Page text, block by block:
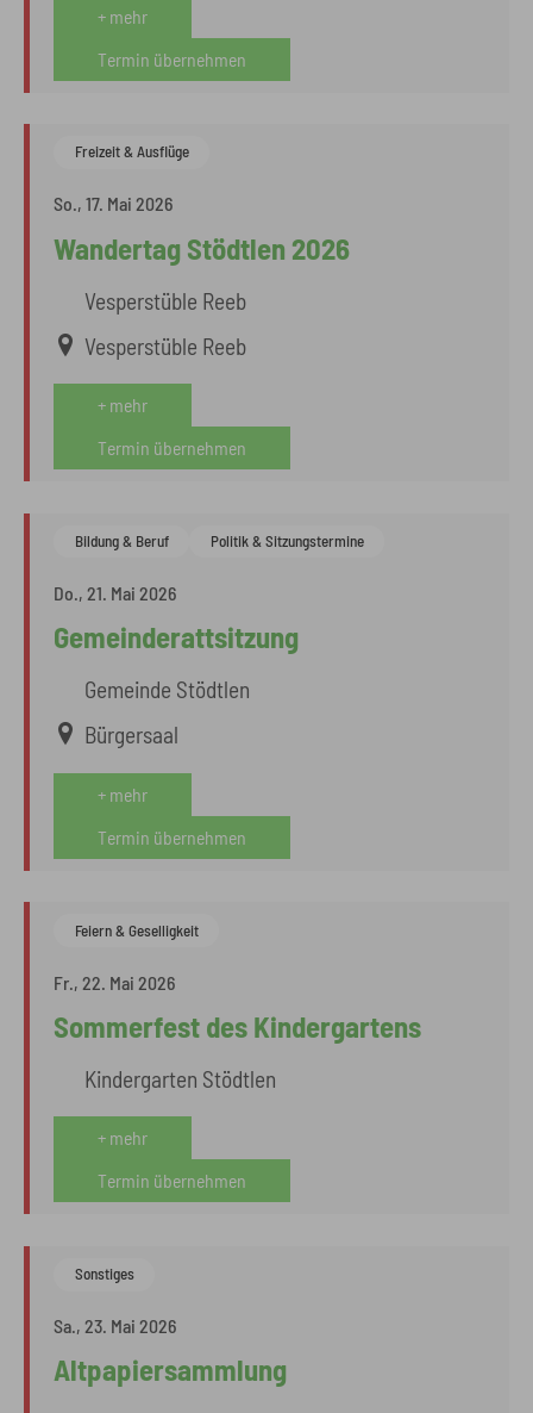
+ mehr
Termin übernehmen
So., 17. Mai 2026
Wandertag Stödtlen 2026
Vesperstüble Reeb
Vesperstüble Reeb
+ mehr
Termin übernehmen
Freizeit & Ausflüge
Do., 21. Mai 2026
Gemeinderattsitzung
Gemeinde Stödtlen
Bürgersaal
+ mehr
Termin übernehmen
Bildung & Beruf Politik & Sitzungstermine
Fr., 22. Mai 2026
Sommerfest des Kindergartens
Kindergarten Stödtlen
+ mehr
Termin übernehmen
Feiern & Geselligkeit
Sa., 23. Mai 2026
Altpapiersammlung
Sonstiges